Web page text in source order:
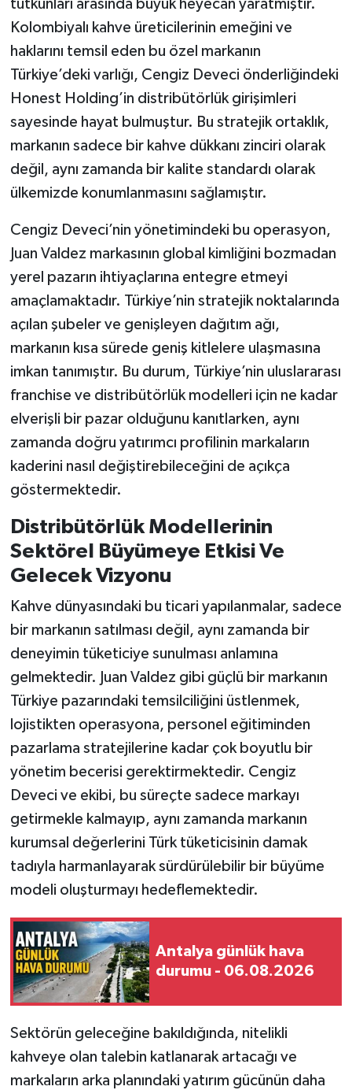
tutkunları arasında büyük heyecan yaratmıştır.
Kolombiyalı kahve üreticilerinin emeğini ve
haklarını temsil eden bu özel markanın
Türkiye’deki varlığı, Cengiz Deveci önderliğindeki
Honest Holding’in distribütörlük girişimleri
sayesinde hayat bulmuştur. Bu stratejik ortaklık,
markanın sadece bir kahve dükkanı zinciri olarak
değil, aynı zamanda bir kalite standardı olarak
ülkemizde konumlanmasını sağlamıştır.
Cengiz Deveci’nin yönetimindeki bu operasyon,
Juan Valdez markasının global kimliğini bozmadan
yerel pazarın ihtiyaçlarına entegre etmeyi
amaçlamaktadır. Türkiye’nin stratejik noktalarında
açılan şubeler ve genişleyen dağıtım ağı,
markanın kısa sürede geniş kitlelere ulaşmasına
imkan tanımıştır. Bu durum, Türkiye’nin uluslararası
franchise ve distribütörlük modelleri için ne kadar
elverişli bir pazar olduğunu kanıtlarken, aynı
zamanda doğru yatırımcı profilinin markaların
kaderini nasıl değiştirebileceğini de açıkça
göstermektedir.
Distribütörlük Modellerinin
Sektörel Büyümeye Etkisi Ve
Gelecek Vizyonu
Kahve dünyasındaki bu ticari yapılanmalar, sadece
bir markanın satılması değil, aynı zamanda bir
deneyimin tüketiciye sunulması anlamına
gelmektedir. Juan Valdez gibi güçlü bir markanın
Türkiye pazarındaki temsilciliğini üstlenmek,
lojistikten operasyona, personel eğitiminden
pazarlama stratejilerine kadar çok boyutlu bir
yönetim becerisi gerektirmektedir. Cengiz
Deveci ve ekibi, bu süreçte sadece markayı
getirmekle kalmayıp, aynı zamanda markanın
kurumsal değerlerini Türk tüketicisinin damak
tadıyla harmanlayarak sürdürülebilir bir büyüme
modeli oluşturmayı hedeflemektedir.
Antalya günlük hava
durumu - 06.08.2026
Sektörün geleceğine bakıldığında, nitelikli
kahveye olan talebin katlanarak artacağı ve
markaların arka planındaki yatırım gücünün daha